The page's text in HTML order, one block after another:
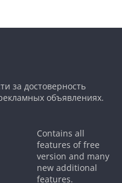
за достоверность
объявлениях.
Contains all
features of free
version and many
new additional
features.